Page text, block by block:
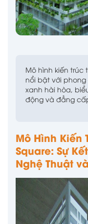
Mô hình kiến trúc
nổi bật với
xanh hài hòa,
động và đẳng
Mô Hình Kiến
Square: Sự
Nghệ Thuật